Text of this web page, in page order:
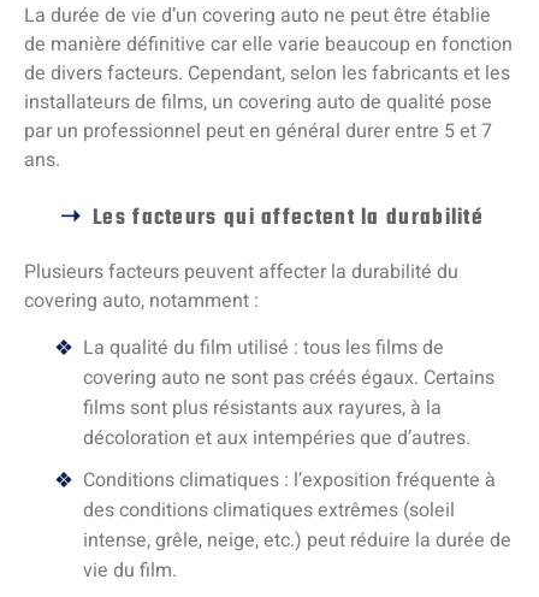
La durée de vie d’un covering auto ne peut être établie
de manière définitive car elle varie beaucoup en fonction
de divers facteurs. Cependant, selon les fabricants et les
installateurs de films, un covering auto de qualité pose
par un professionnel peut en général durer entre 5 et 7
ans.
Les facteurs qui affectent la durabilité
Plusieurs facteurs peuvent affecter la durabilité du
covering auto, notamment :
La qualité du film utilisé : tous les films de
covering auto ne sont pas créés égaux. Certains
films sont plus résistants aux rayures, à la
décoloration et aux intempéries que d’autres.
Conditions climatiques : l’exposition fréquente à
des conditions climatiques extrêmes (soleil
intense, grêle, neige, etc.) peut réduire la durée de
vie du film.